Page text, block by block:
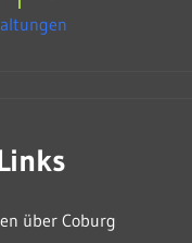
über Coburg